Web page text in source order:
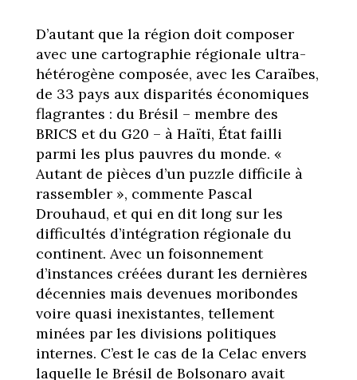
D’autant que la région doit composer
avec une cartographie régionale ultra-
hétérogène composée, avec les Caraïbes,
de 33 pays aux disparités économiques
flagrantes : du Brésil – membre des
BRICS et du G20 – à Haïti, État failli
parmi les plus pauvres du monde. «
Autant de pièces d’un puzzle difficile à
rassembler », commente Pascal
Drouhaud, et qui en dit long sur les
difficultés d’intégration régionale du
continent. Avec un foisonnement
d’instances créées durant les dernières
décennies mais devenues moribondes
voire quasi inexistantes, tellement
minées par les divisions politiques
internes. C’est le cas de la Celac envers
laquelle le Brésil de Bolsonaro avait